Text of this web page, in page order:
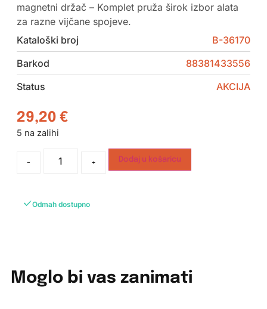
magnetni držač – Komplet pruža širok izbor alata
za razne vijčane spojeve.
Kataloški broj
B-36170
Barkod
88381433556
Status
AKCIJA
29,20 €
5 na zalihi
- + Dodaj u košaricu
Odmah dostupno
Moglo bi vas zanimati